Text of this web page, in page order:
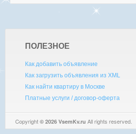
ПОЛЕЗНОЕ
Как добавить объявление
Как загрузить объявления из XML
Как найти квартиру в Москве
Платные услуги / договор-оферта
Copyright © 2026 VsemKv.ru All rights reserved.